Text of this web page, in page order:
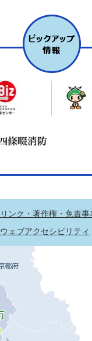
リンク・著作権・免責事
ウェブアクセシビリティ